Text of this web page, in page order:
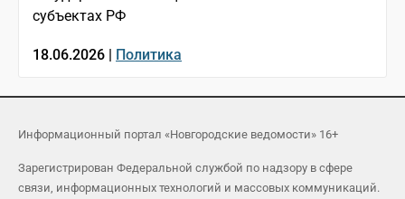
субъектах РФ
18.06.2026 | Политика
Информационный портал «Новгородские ведомости» 16+
Зарегистрирован Федеральной службой по надзору в сфере
связи, информационных технологий и массовых коммуникаций.